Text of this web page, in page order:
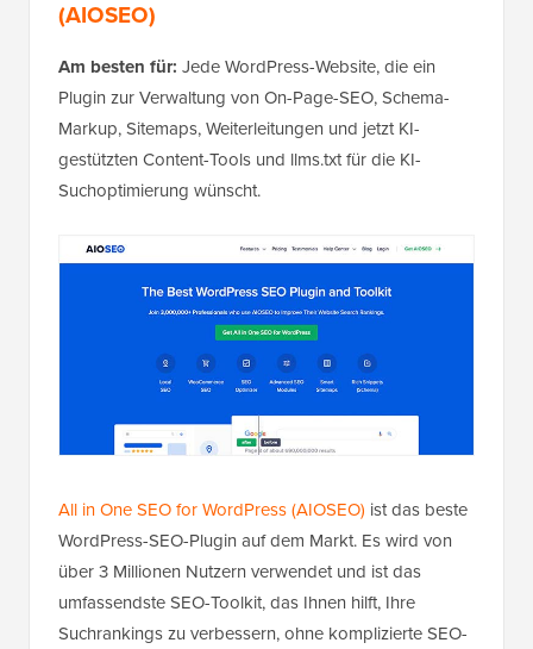
(AIOSEO)
Am besten für: Jede WordPress-Website, die ein
Plugin zur Verwaltung von On-Page-SEO, Schema-
Markup, Sitemaps, Weiterleitungen und jetzt KI-
gestützten Content-Tools und llms.txt für die KI-
Suchoptimierung wünscht.
All in One SEO for WordPress (AIOSEO) ist das beste
WordPress-SEO-Plugin auf dem Markt. Es wird von
über 3 Millionen Nutzern verwendet und ist das
umfassendste SEO-Toolkit, das Ihnen hilft, Ihre
Suchrankings zu verbessern, ohne komplizierte SEO-